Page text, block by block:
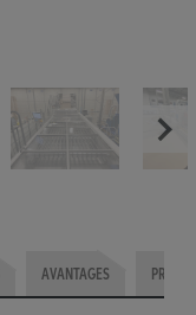
AVANTAGES